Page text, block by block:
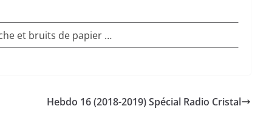
et bruits de papier …
Hebdo 16 (2018-2019) Spécial Radio Cristal